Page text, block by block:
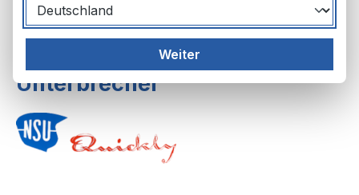
Elektrische Anlage
Unterbrecher
Weiter